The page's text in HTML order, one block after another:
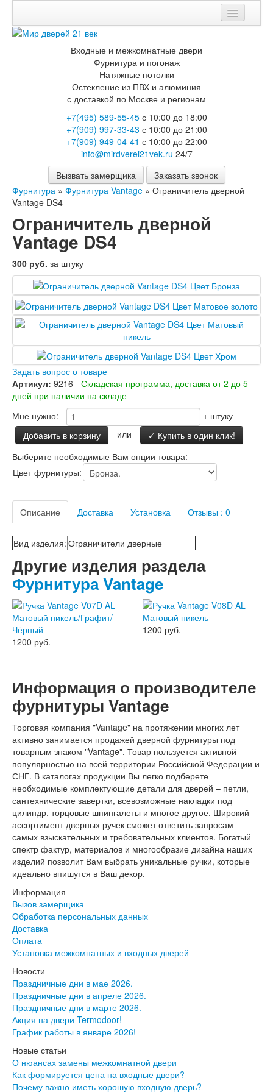
Мои заказы
Корзина
Входные двери
Двери с терморазрывом для улицы
Противопожарные двери
Двери Бункер
Двери Лекс
Двери Термодор
Арктика
Монолит
Термо Лацио
Флагман
Электрозамок Смарт
Заводские двери
Двери Лабиринт
Лабиринт Аляска Лайт
Лабиринт Арт
Лабиринт Атлантик
Лабиринт Бетон
Лабиринт Верса
Лабиринт Версаль
Лабиринт Гранд
Лабиринт Дверь двойная тамбурная под
заказ
Лабиринт Имперо
Лабиринт Инфинити
Лабиринт Иссида
Лабиринт Карбон
Лабиринт Кармина
Лабиринт Классик Антик медный
Лабиринт Классик Шагрень
Лабиринт Кредор
Лабиринт Лайн Вайт
Лабиринт Леолаб
Лабиринт Лофт
Лабиринт Норд Плюс
Лабиринт Нью Йорк
Лабиринт Пазл
Лабиринт Пиано
Лабиринт Пиано Смарт 2.0
Лабиринт Платинум
Лабиринт Скайлаб
Лабиринт Скандия
Лабиринт Смартлаб
Лабиринт Соналаб
Лабиринт Термолайт
Лабиринт Термомагнит
Лабиринт Трендо
Лабиринт Тундра Плюс
Лабиринт Урбан
Лабиринт Фрост
Лабиринт Шторм
Лабиринт Эволаб
Двери Про
Двери Интекрон
Интекрон Брайтон Антрацит
Интекрон Вектор
Интекрон Италия
Интекрон Колизей
Интекрон Олимпия
Интекрон Профит
Интекрон Ронда
Интекрон Сицилия
Интекрон Спарта Белая
Интекрон Спарта Грей
Интекрон Фараон
Интекрон Форте
Входные и межкомнатные двери
Фурнитура и погонаж
Натяжные потолки
Остекление из ПВХ и алюминия
с доставкой по Москве и регионам
+7(495) 589-55-45с 10:00 до 18:00
+7(909) 997-33-43 с 10:00 до 21:00
+7(909) 949-04-41 с 10:00 до 22:00
info@mirdverei21vek.ru 24/7
Вызвать замерщика
Заказать звонок
Фурнитура » Фурнитура Vantage » Ограничитель дверной
Vantage DS4
Ограничитель дверной
Vantage DS4
300 руб. за штуку
Задать вопрос о товаре
Артикул: 9216 - Складская программа, доставка от 2 до 5
дней при наличии на складе
Мне нужно: - + штуку
Добавить в корзину
или
✓ Купить в один клик!
Выберите необходимые Вам опции товара:
Цвет фурнитуры:
Описание Доставка Установка Отзывы : 0
Вид изделия: Ограничители дверные
Другие изделия раздела
Фурнитура Vantage
1200 руб.
1200 руб.
Информация о производителе
фурнитуры Vantage
Торговая компания "Vantage" на протяжении многих лет
активно занимается продажей дверной фурнитуры под
товарным знаком "Vantage". Товар пользуется активной
популярностью на всей территории Российской Федерации и
СНГ. В каталогах продукции Вы легко подберете
необходимые комплектующие детали для дверей – петли,
сантехнические завертки, всевозможные накладки под
цилиндр, торцовые шпингалеты и многое другое. Широкий
ассортимент дверных ручек сможет ответить запросам
самых взыскательных и требовательных клиентов. Богатый
спектр фактур, материалов и многообразие дизайна наших
изделий позволит Вам выбрать уникальные ручки, которые
идеально впишутся в Ваш декор.
Информация
Вызов замерщика
Обработка персональных данных
Доставка
Оплата
Установка межкомнатных и входных дверей
Новости
Праздничные дни в мае 2026.
Праздничные дни в апреле 2026.
Праздничные дни в марте 2026.
Акция на двери Termodoor!
График работы в январе 2026!
Новые статьи
О нюансах замены межкомнатной двери
Как формируется цена на входные двери?
Почему важно иметь хорошую входную дверь?